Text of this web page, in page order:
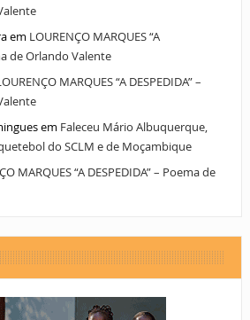
em LOURENÇO MARQUES “A
de Orlando Valente
MARQUES “A DESPEDIDA” –
em Faleceu Mário Albuquerque,
do SCLM e de Moçambique
MARQUES “A DESPEDIDA” – Poema de